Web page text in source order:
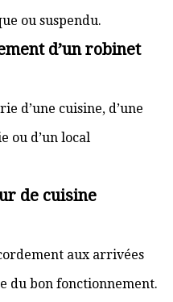
ou suspendu.
d’un robinet
d’une cuisine, d’une
ou d’un local
de cuisine
aux arrivées
du bon fonctionnement.